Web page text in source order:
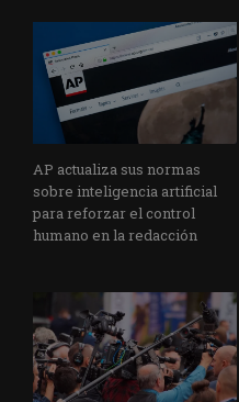
AP actualiza sus normas
sobre inteligencia artificial
para reforzar el control
humano en la redacción